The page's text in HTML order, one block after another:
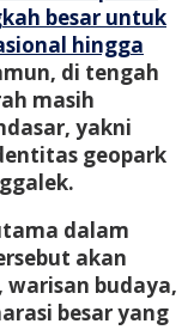
besar untuk
hingga
di tengah
masih
yakni
geopark
dalam
akan
budaya,
besar yang